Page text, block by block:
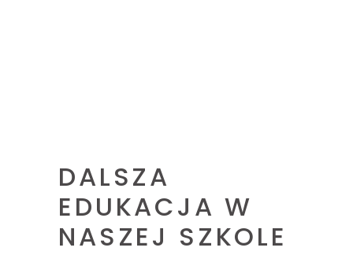
DALSZA
EDUKACJA W
NASZEJ SZKOLE